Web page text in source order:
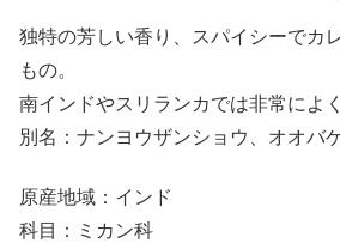
独特の芳しい香り、スパイシーでカ
もの。
南インドやスリランカでは非常によ
別名：ナンヨウザンショウ、オオバ
原産地域：インド
科目：ミカン科